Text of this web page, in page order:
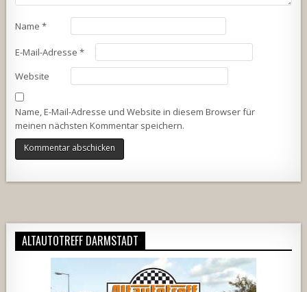
Name*
E-Mail-Adresse*
Website
Name, E-Mail-Adresse und Website in diesem Browser für
meinen nächsten Kommentar speichern.
ALTAUTOTREFF DARMSTADT